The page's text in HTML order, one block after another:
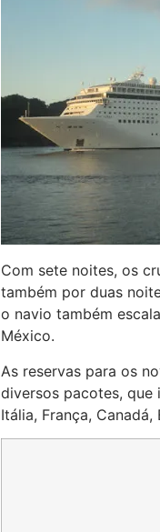
Com sete noites, os
também por duas
o navio também
México.
As reservas para os
diversos pacotes, que
Itália, França, Canadá,